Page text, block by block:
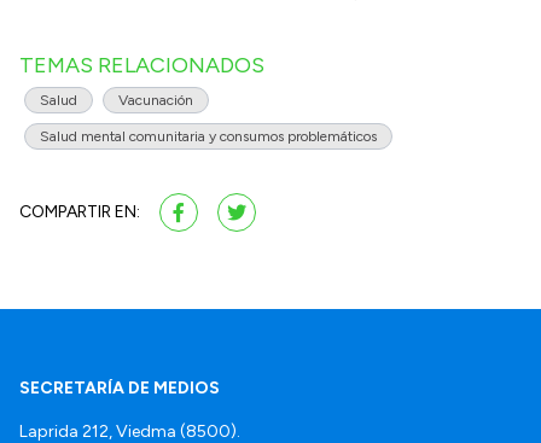
TEMAS RELACIONADOS
Salud Vacunación
Salud mental comunitaria y consumos problemáticos
COMPARTIR EN:
SECRETARÍA DE MEDIOS
Laprida 212, Viedma (8500).